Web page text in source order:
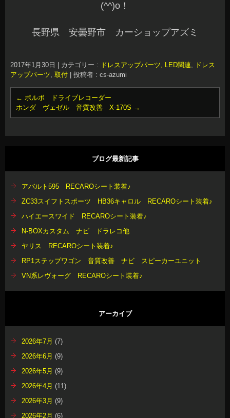
(^^)o！
長野県 安曇野市 カーショップアズミ
2017年1月30日 カテゴリー : ドレスアップパーツ, LED関連, ドレス
アップパーツ, 取付 投稿者 : cs-azumi
← ボルボ ドライブレコーダー
ホンダ ヴェゼル 音質改善 X-170S →
ブログ最新記事
アバルト595 RECAROシート装着♪
ZC33スイフトスポーツ HB36キャロル RECAROシート装着♪
ハイエースワイド RECAROシート装着♪
N-BOXカスタム ナビ ドラレコ他
ヤリス RECAROシート装着♪
RP1ステップワゴン 音質改善 ナビ スピーカーユニット
VN系レヴォーグ RECAROシート装着♪
アーカイブ
2026年7月 (7)
2026年6月 (9)
2026年5月 (9)
2026年4月 (11)
2026年3月 (9)
2026年2月 (6)